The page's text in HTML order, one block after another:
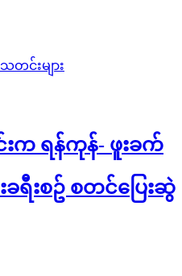
သတင်းများ
းက ရန်ကုန်- ဖူးခက်
းစဥ် စတင်ပြေးဆွဲ